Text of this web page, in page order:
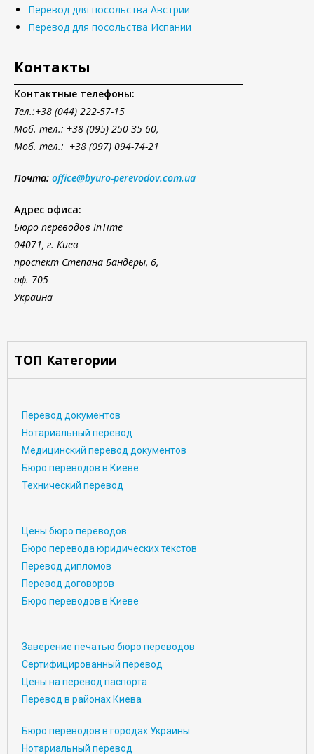
Перевод для посольства Австрии
Перевод для посольства Испании
Контакты
Контактные телефоны:
Тел.:+38 (044) 222-57-15
Моб. тел.: +38 (095) 250-35-60,
Моб. тел.: +38 (097) 094-74-21
Почта: office@byuro-perevodov.com.ua
Адрес офиса:
Бюро переводов InTime
04071, г. Киев
проспект Степана Бандеры, 6,
оф. 705
Украина
ТОП Категории
Перевод документов
Нотариальный перевод
Медицинский перевод документов
Бюро переводов в Киеве
Технический перевод
Цены бюро переводов
Бюро перевода юридических текстов
Перевод дипломов
Перевод договоров
Бюро переводов в Киеве
Заверение печатью бюро переводов
Сертифицированный перевод
Цены на перевод паспорта
Перевод в районах Киева
Бюро переводов в городах Украины
Нотариальный перевод